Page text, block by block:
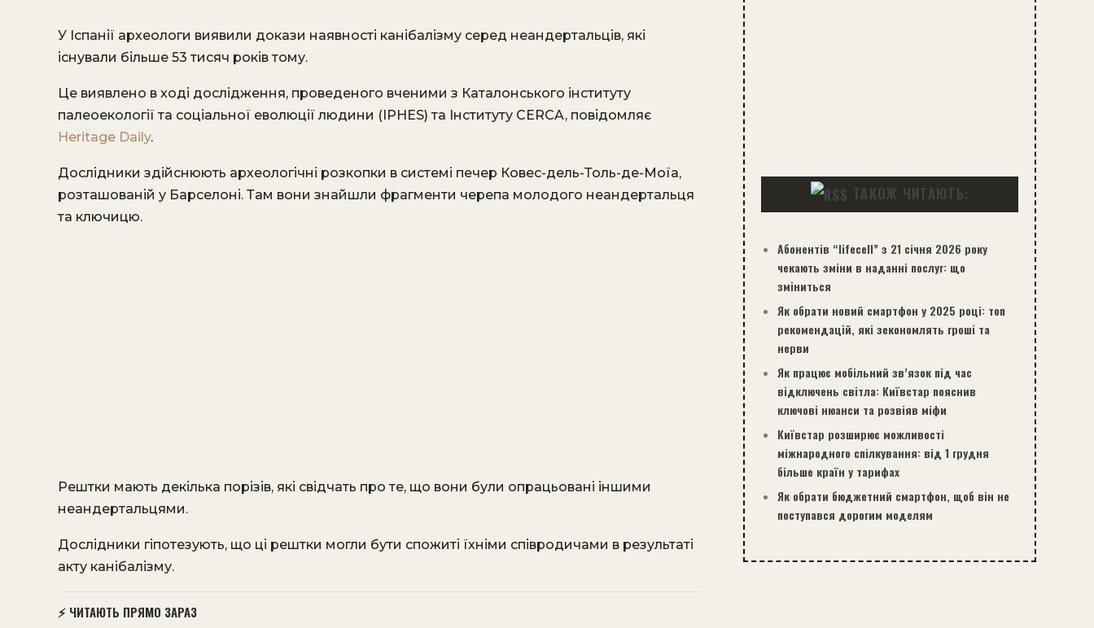
У Іспанії археологи виявили докази наявності канібалізму серед неандертальців, які
існували більше 53 тисяч років тому.
Це виявлено в ході дослідження, проведеного вченими з Каталонського інституту
палеоекології та соціальної еволюції людини (IPHES) та Інституту CERCA, повідомляє
Heritage Daily.
Дослідники здійснюють археологічні розкопки в системі печер Ковес-дель-Толь-де-Моїа,
розташованій у Барселоні. Там вони знайшли фрагменти черепа молодого неандертальця
та ключицю.
Рештки мають декілька порізів, які свідчать про те, що вони були опрацьовані іншими
неандертальцями.
Дослідники гіпотезують, що ці рештки могли бути спожиті їхніми співродичами в результаті
акту канібалізму.
⚡ ЧИТАЮТЬ ПРЯМО ЗАРАЗ
ТАКОЖ ЧИТАЮТЬ:
Абонентів “lifecell” з 21 січня 2026 року
чекають зміни в наданні послуг: що
зміниться
Як обрати новий смартфон у 2025 році: топ
рекомендацій, які зекономлять гроші та
нерви
Як працює мобільний зв’язок під час
відключень світла: Київстар пояснив
ключові нюанси та розвіяв міфи
Київстар розширює можливості
міжнародного спілкування: від 1 грудня
більше країн у тарифах
Як обрати бюджетний смартфон, щоб він не
поступався дорогим моделям